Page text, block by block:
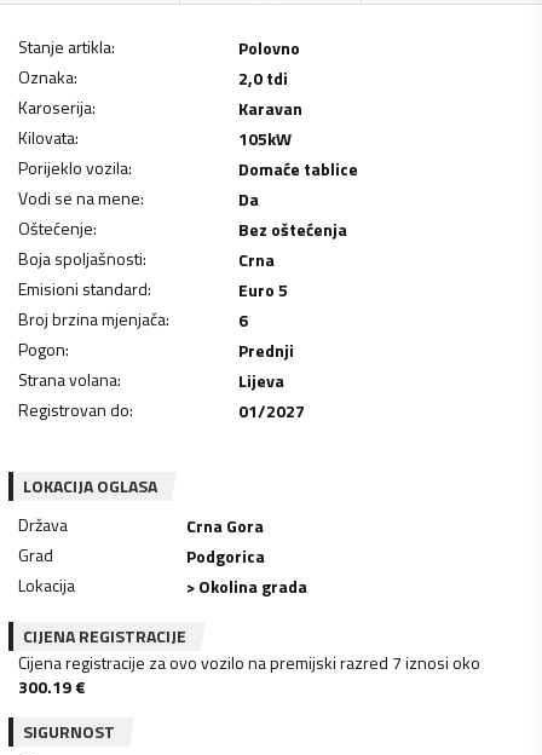
Stanje artikla:
Polovno
Oznaka:
2,0 tdi
Karoserija:
Karavan
Kilovata: 105kW
Porijeklo vozila:
Domaće tablice
Vodi se na mene:
Da
Oštećenje:
Bez oštećenja
Boja spoljašnosti:
Crna
Emisioni standard:
Euro 5
Broj brzina mjenjača:
6
Pogon:
Prednji
Strana volana:
Lijeva
Registrovan do: 01/2027
LOKACIJA OGLASA
Država
Crna Gora
Grad
Podgorica
Lokacija
> Okolina grada
CIJENA REGISTRACIJE
Cijena registracije za ovo vozilo na premijski razred 7 iznosi oko
300.19€
SIGURNOST